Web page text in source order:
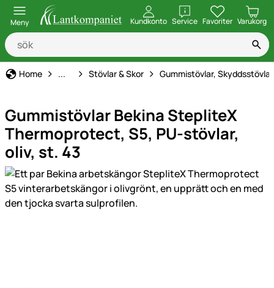
Meny Kundkonto ServiceöppnaFavoriter Varukorg
Home Arbetskläder & Skyddsutrustning
... Stövlar & Skor Gummistövlar,
Gummistövlar Bekina StepliteX
Thermoprotect, S5, PU-stövlar,
oliv, st. 43
Produktgaleri